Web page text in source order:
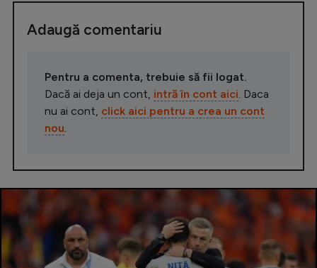
Adaugă comentariu
Pentru a comenta, trebuie să fii logat.
Dacă ai deja un cont, intră în cont aici. Daca
nu ai cont, click aici pentru a crea un cont
nou.